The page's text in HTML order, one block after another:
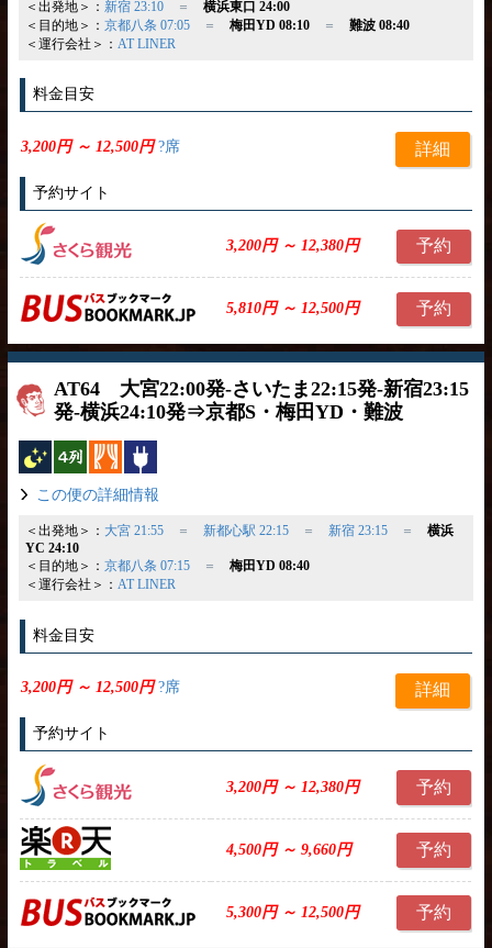
＜出発地＞： 新宿 23:10＝ 横浜東口 24:00
＜目的地＞： 京都八条 07:05＝ 梅田YD 08:10＝ 難波 08:40
＜運行会社＞： AT LINER
料金目安
3,200円 ～ 12,500円?席 詳細
予約サイト
3,200円 ～ 12,380円 予約
5,810円 ～ 12,500円 予約
AT64 大宮22:00発‐さいたま22:15発-新宿23:15
発-横浜24:10発⇒京都S・梅田YD・難波
夜行バス
横4列 カーテン
この便の詳細情報
＜出発地＞： 大宮 21:55＝ 新都心駅 22:15＝ 新宿 23:15＝ 横浜
YC 24:10
＜目的地＞： 京都八条 07:15＝ 梅田YD 08:40
＜運行会社＞： AT LINER
料金目安
3,200円 ～ 12,500円?席 詳細
予約サイト
3,200円 ～ 12,380円 予約
4,500円 ～ 9,660円 予約
5,300円 ～ 12,500円 予約